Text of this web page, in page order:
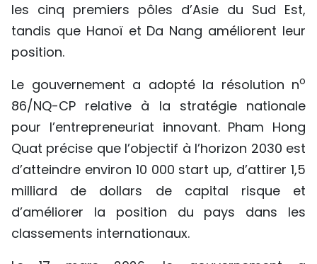
les cinq premiers pôles d’Asie du Sud Est,
tandis que Hanoï et Da Nang améliorent leur
position.
Le gouvernement a adopté la résolution no
86/NQ-CP relative à la stratégie nationale
pour l’entrepreneuriat innovant. Pham Hong
Quat précise que l’objectif à l’horizon 2030 est
d’atteindre environ 10 000 start up, d’attirer 1,5
milliard de dollars de capital risque et
d’améliorer la position du pays dans les
classements internationaux.